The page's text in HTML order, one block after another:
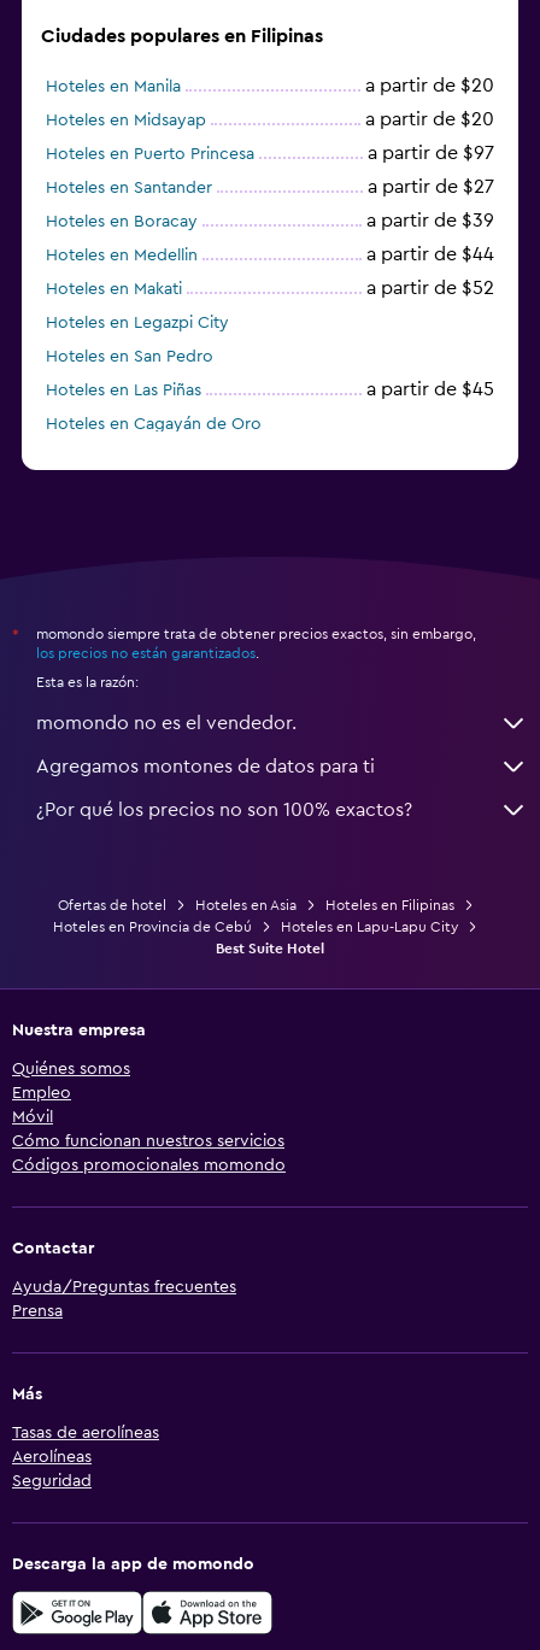
Ciudades populares en Filipinas
Hoteles en Manila a partir de $20
Hoteles en Midsayap a partir de $20
Hoteles en Puerto Princesa a partir de $97
Hoteles en Santander a partir de $27
Hoteles en Boracay a partir de $39
Hoteles en Medellin a partir de $44
Hoteles en Makati a partir de $52
Hoteles en Legazpi City
Hoteles en San Pedro
Hoteles en Las Piñas
a partir de $45
Hoteles en Cagayán de Oro
*
momondo siempre trata de obtener precios exactos, sin embargo,
los precios no están garantizados
Esta es la razón:
momondo no es el vendedor.
Agregamos montones de datos para ti
¿Por qué los precios no son 100% exactos?
Ofertas de hotel Hoteles en Asia
Hoteles en Filipinas
Hoteles en Provincia de Cebú
Hoteles en Lapu-Lapu City
Best Suite Hotel
Nuestra empresa
Quiénes somos
Empleo
Móvil
Cómo funcionan nuestros servicios
Códigos promocionales momondo
Contactar
Ayuda/Preguntas frecuentes
Prensa
Más
Tasas de aerolíneas
Aerolíneas
Seguridad
Descarga la app de momondo